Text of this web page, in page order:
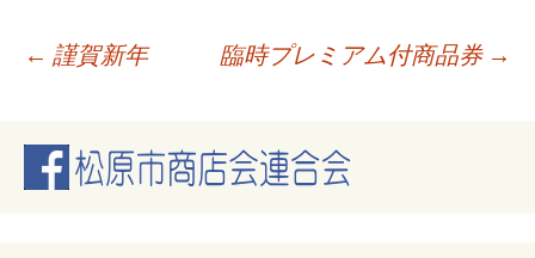
投
稿
← 謹賀新年 臨時プレミアム付商品券 →